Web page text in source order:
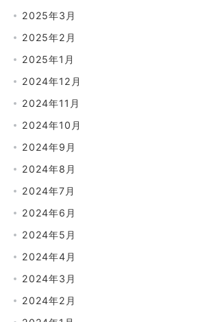
2025年3月
2025年2月
2025年1月
2024年12月
2024年11月
2024年10月
2024年9月
2024年8月
2024年7月
2024年6月
2024年5月
2024年4月
2024年3月
2024年2月